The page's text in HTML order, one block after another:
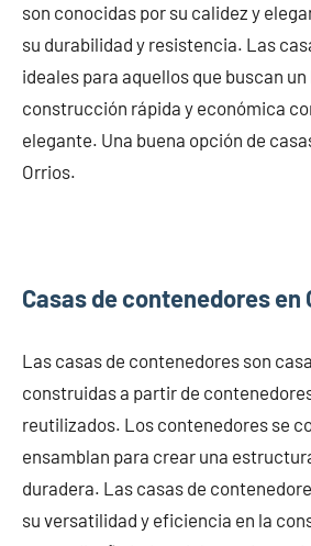
son conocidas por su calidez y
su durabilidad y resistencia. Las
ideales para aquellos que buscan un
construcción rápida y económica
elegante. Una buena opción de
Orrios.
Casas de contenedores en
Las casas de contenedores son
construidas a partir de
reutilizados. Los contenedores se
ensamblan para crear una
duradera. Las casas de
su versatilidad y eficiencia en la